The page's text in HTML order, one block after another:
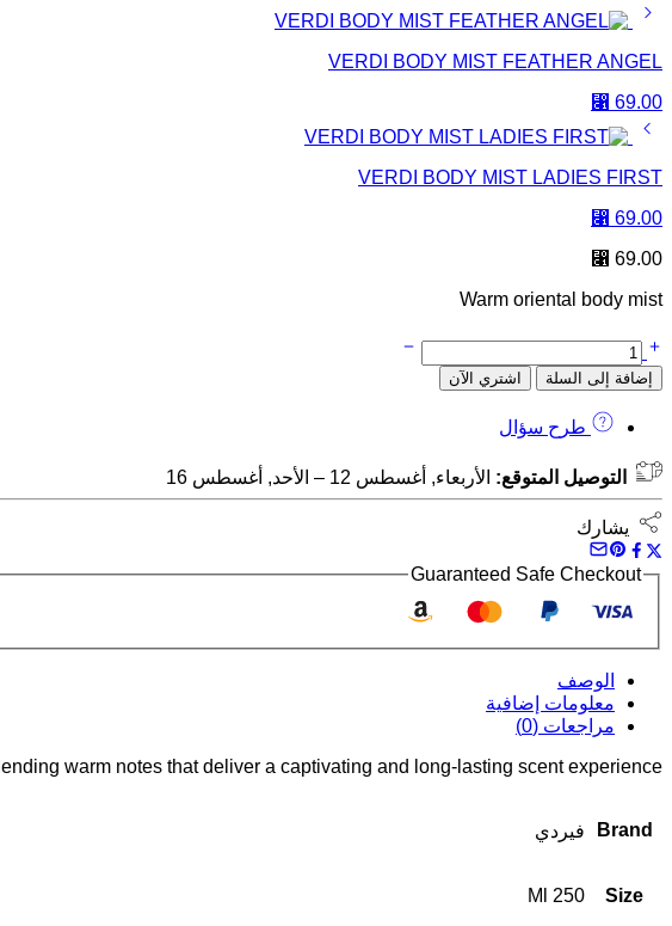
VERDI BODY MIST FEATHER ANGEL
⃁ 69.00
VERDI BODY MIST LADIES FIRST
⃁ 69.00
⃁ 69.00
Warm oriental body mist
إضافة إلى السلة اشتري الآن
طرح سؤال
التوصيل المتوقع: الأربعاء, أغسطس 12 – الأحد, أغسطس 16
يشارك
Guaranteed Safe Checkout
الوصف
معلومات إضافية
مراجعات (0)
warm notes that deliver a captivating and long-lasting scent experience.
Brand فيردي
Size
250 Ml